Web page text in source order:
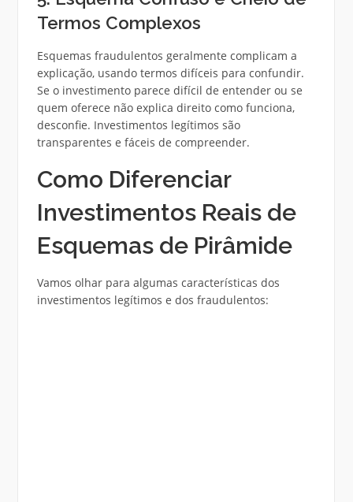
Termos Complexos
Esquemas fraudulentos geralmente complicam a
explicação, usando termos difíceis para confundir.
Se o investimento parece difícil de entender ou se
quem oferece não explica direito como funciona,
desconfie. Investimentos legítimos são
transparentes e fáceis de compreender.
Como Diferenciar
Investimentos Reais de
Esquemas de Pirâmide
Vamos olhar para algumas características dos
investimentos legítimos e dos fraudulentos: